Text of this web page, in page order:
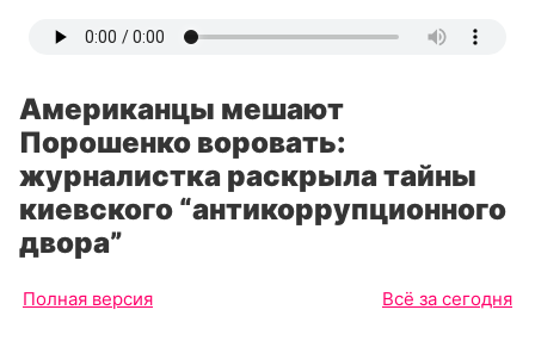
Американцы мешают
Порошенко воровать:
журналистка раскрыла тайны
киевского “антикоррупционного
двора”
Полная версия Всё за сегодня